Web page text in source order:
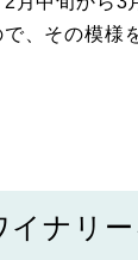
、その模様
イナリ